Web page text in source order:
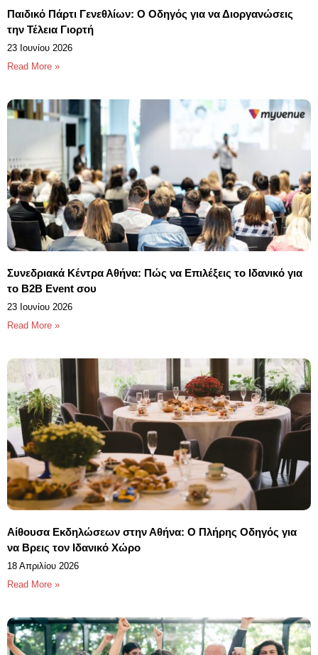
Παιδικό Πάρτι Γενεθλίων: Ο Οδηγός για να Διοργανώσεις
την Τέλεια Γιορτή
23 Ιουνίου 2026
Read More »
Συνεδριακά Κέντρα Αθήνα: Πώς να Επιλέξεις το Ιδανικό για
το B2B Event σου
23 Ιουνίου 2026
Read More »
Αίθουσα Εκδηλώσεων στην Αθήνα: Ο Πλήρης Οδηγός για
να Βρεις τον Ιδανικό Χώρο
18 Απριλίου 2026
Read More »